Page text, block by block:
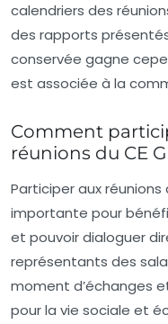
calendriers des
des rapports
conservée gagne
est associée à la
Comment
réunions du CE
Participer auxréunions
importante pour
et pouvoir dialoguer
représentants des
moment d’échanges
pour la vie sociale et